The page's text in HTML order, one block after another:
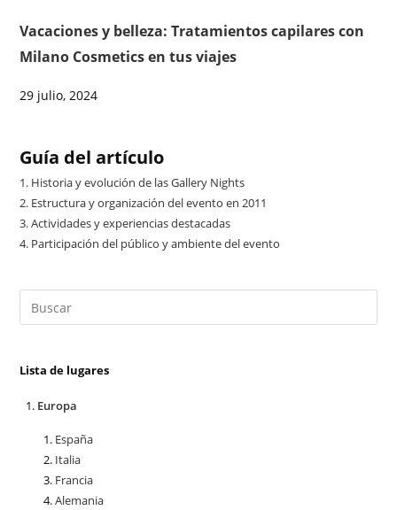
Vacaciones y belleza: Tratamientos capilares con
Milano Cosmetics en tus viajes
29 julio, 2024
Guía del artículo
1. Historia y evolución de las Gallery Nights
2. Estructura y organización del evento en 2011
3.Actividades y experiencias destacadas
4. Participación del público y ambiente del evento
Lista de lugares
Europa
España
Italia
Francia
Alemania